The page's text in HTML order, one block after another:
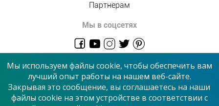
Партнерам
Мы в соцсетях
© 2026 “Сервисный центр”
Мы используем файлы cookie, чтобы обеспечить вам
лучший опыт работы на нашем веб-сайте.
Закрывая это сообщение, вы соглашаетесь на наши
файлы cookie на этом устройстве в соответствии с